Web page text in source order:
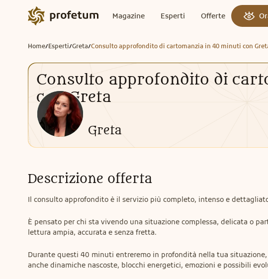
Magazine Esperti Offerte
Home/Esperti/Greta/Consulto approfondito di cartomanzia in 40 minuti con
Consulto approfondito di
con Greta
Greta
Descrizione offerta
Il consulto approfondito è il servizio più completo, intenso e
È pensato per chi sta vivendo una situazione complessa, delicata o
lettura ampia, accurata e senza fretta.
Durante questi 40 minuti entreremo in profondità nella tua
anche dinamiche nascoste, blocchi energetici, emozioni e possibili